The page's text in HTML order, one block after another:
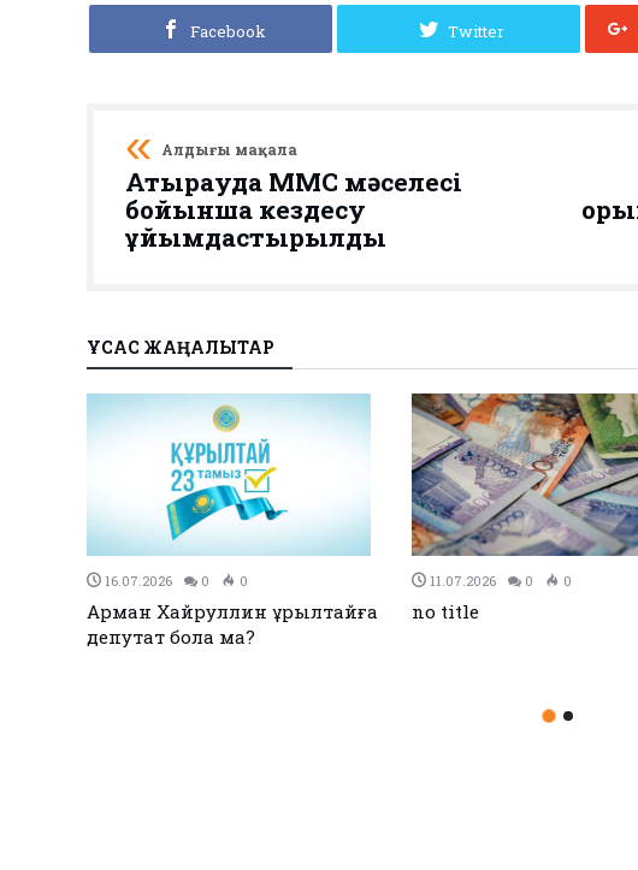
Facebook Twitter
Алдыңғы мақала
Атырауда МӘМС мәселесі
бойынша кездесу
ұйымдастырылды
ҰҚСАС ЖАҢАЛЫҚТАР
27.12.2023 0
Қайыршақты ауылдық
округінің 93 көшесіне жарық
27.12.2023 0
Қызылқоғада әлем
чемпиондары